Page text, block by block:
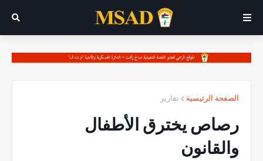
الصفحة الرئيسية تقارير
رصاص يخترق الأطفال
والقانون